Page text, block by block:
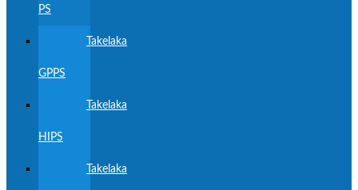
PS
Takelaka
GPPS
Takelaka
HIPS
Takelaka